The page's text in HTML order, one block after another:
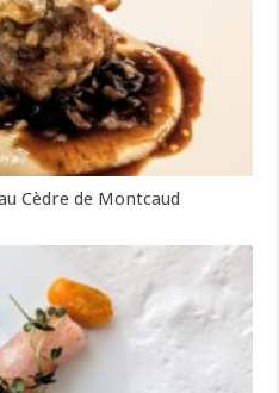
Cèdre de Montcaud